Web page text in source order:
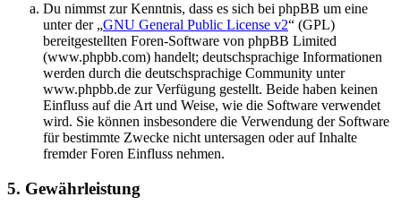
Du nimmst zur Kenntnis, dass es sich bei phpBB um eine
unter der „GNU General Public License v2“ (GPL)
bereitgestellten Foren-Software von phpBB Limited
(www.phpbb.com) handelt; deutschsprachige Informationen
werden durch die deutschsprachige Community unter
www.phpbb.de zur Verfügung gestellt. Beide haben keinen
Einfluss auf die Art und Weise, wie die Software verwendet
wird. Sie können insbesondere die Verwendung der Software
für bestimmte Zwecke nicht untersagen oder auf Inhalte
fremder Foren Einfluss nehmen.
5. Gewährleistung